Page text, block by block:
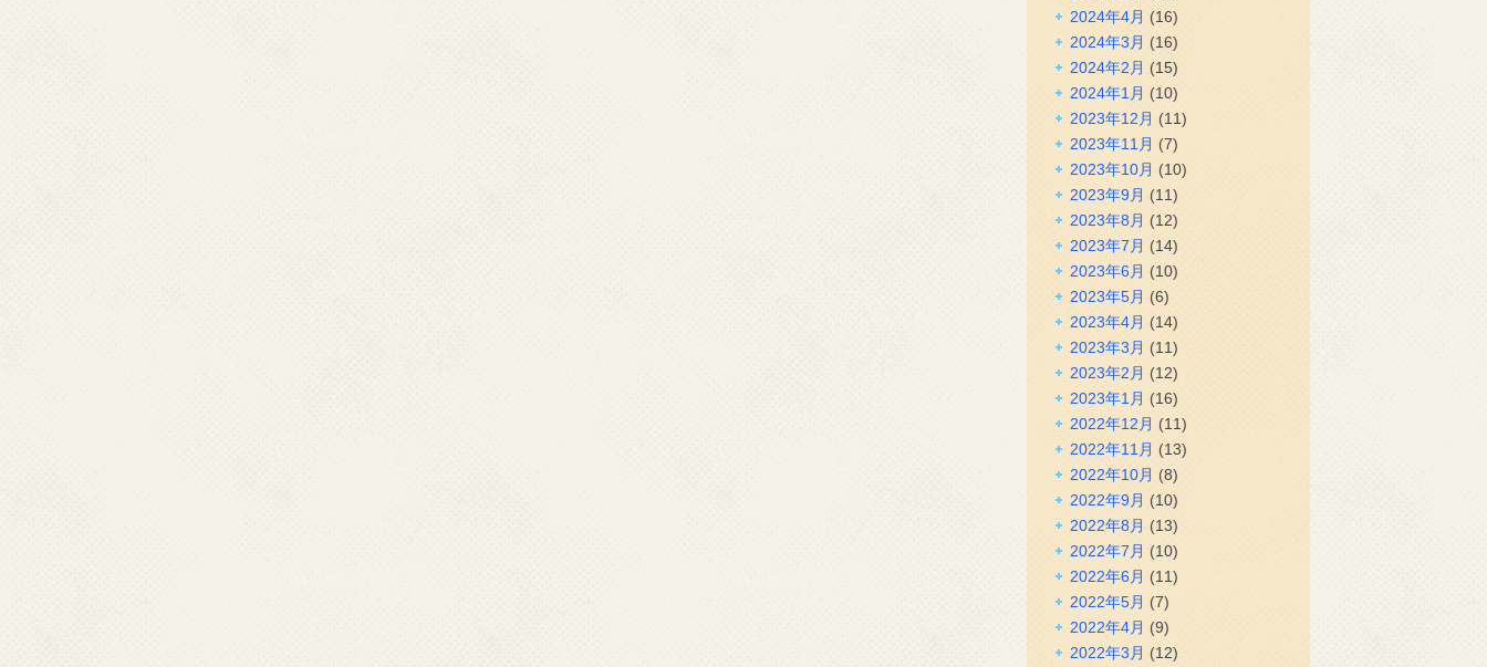
2024年4月 (16)
2024年3月 (16)
2024年2月 (15)
2024年1月 (10)
2023年12月 (11)
2023年11月 (7)
2023年10月 (10)
2023年9月 (11)
2023年8月 (12)
2023年7月 (14)
2023年6月 (10)
2023年5月 (6)
2023年4月 (14)
2023年3月 (11)
2023年2月 (12)
2023年1月 (16)
2022年12月 (11)
2022年11月 (13)
2022年10月 (8)
2022年9月 (10)
2022年8月 (13)
2022年7月 (10)
2022年6月 (11)
2022年5月 (7)
2022年4月 (9)
2022年3月 (12)